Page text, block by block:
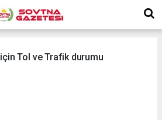
için Tol ve Trafik durumu